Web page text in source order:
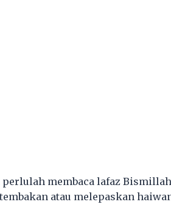
membaca lafaz
atau melepaskan